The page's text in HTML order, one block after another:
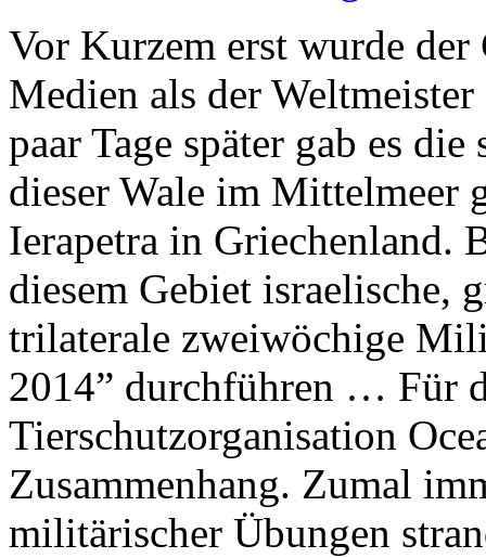
Vor Kurzem erst wurde
Medien als der
paar Tage später gab es
dieser Wale im Mittelmeer
Ierapetra in Griechenland.
diesem Gebiet israelische,
trilaterale zweiwöchige
2014” durchführen … Für
Tierschutzorganisation
Zusammenhang. Zumal
militärischer Übungen